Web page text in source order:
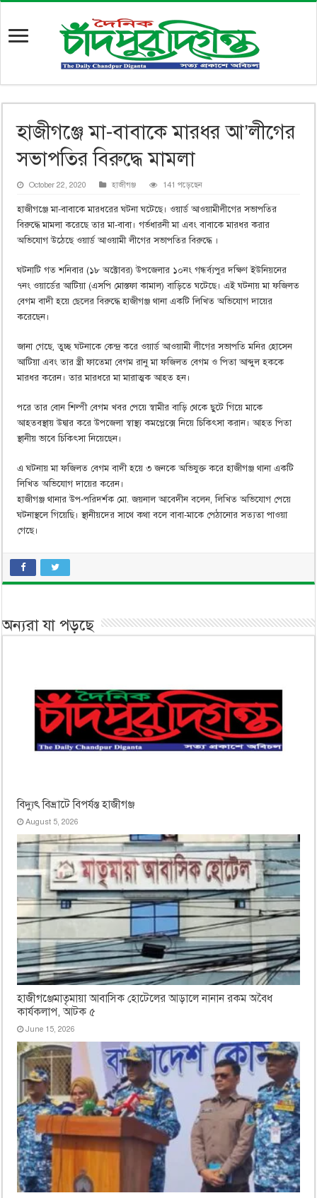
হাজীগঞ্জে মা-বাবাকে মারধর আ’লীগের
সভাপতির বিরুদ্ধে মামলা
October 22, 2020 হাজীগঞ্জ 141 পড়েছেন
হাজীগঞ্জে মা-বাবাকে মারধরের ঘটনা ঘটেছে। ওয়ার্ড আওয়ামীলীগের সভাপতির
বিরুদ্ধে মামলা করেছে তার মা-বাবা। গর্ভধারনী মা এবং বাবাকে মারধর করার
অভিযোগ উঠেছে ওয়ার্ড আওয়ামী লীগের সভাপতির বিরুদ্ধে ।
ঘটনাটি গত শনিবার (১৮ অক্টোবর) উপজেলার ১০নং গন্ধর্ব্যপুর দক্ষিণ ইউনিয়নের
৭নং ওয়ার্ডের আটিয়া (এসপি মোস্তফা কামাল) বাড়িতে ঘটেছে। এই ঘটনায় মা ফজিলত
বেগম বাদী হয়ে ছেলের বিরুদ্ধে হাজীগঞ্জ থানা একটি লিখিত অভিযোগ দায়ের
করেছেন।
জানা গেছে, তুচ্ছ ঘটনাকে কেন্দ্র করে ওয়ার্ড আওয়ামী লীগের সভাপতি মনির হোসেন
আটিয়া এবং তার স্ত্রী ফাতেমা বেগম রানু মা ফজিলত বেগম ও পিতা আব্দুল হককে
মারধর করেন। তার মারধরে মা মারাত্মক আহত হন।
পরে তার বোন শিল্পী বেগম খবর পেয়ে স্বামীর বাড়ি থেকে ছুটে গিয়ে মাকে
আহতবস্থায় উদ্বার করে উপজেলা স্বাস্থ্য কমপ্লেক্সে নিয়ে চিকিৎসা করান। আহত পিতা
স্থানীয় ভাবে চিকিৎসা নিয়েছেন।
এ ঘটনায় মা ফজিলত বেগম বাদী হয়ে ৩ জনকে অভিযুক্ত করে হাজীগঞ্জ থানা একটি
লিখিত অভিযোগ দায়ের করেন।
হাজীগঞ্জ থানার উপ-পরিদর্শক মো. জয়নাল আবেদীন বলেন, লিখিত অভিযোগ পেয়ে
ঘটনাস্থলে গিয়েছি। স্থানীয়দের সাথে কথা বলে বাবা-মাকে পেঠানোর সত্যতা পাওয়া
গেছে।
অন্যরা যা পড়ছে
বিদ্যুৎ বিভ্রাটে বিপর্যস্ত হাজীগঞ্জ
August 5, 2026
হাজীগঞ্জেমাতৃমায়া আবাসিক হোটেলের আড়ালে নানান রকম অবৈধ
কার্যকলাপ, আটক ৫
June 15, 2026